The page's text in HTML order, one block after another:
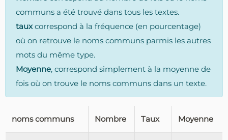
communs a été trouvé dans tous les textes.
tauxcorrespond à la fréquence (en pourcentage)
où on retrouve le noms communs parmis les autres
mots du même type.
Moyenne, correspond simplement à la moyenne de
fois où on trouve le noms communs dans un texte.
noms communs Nombre Taux Moyenne